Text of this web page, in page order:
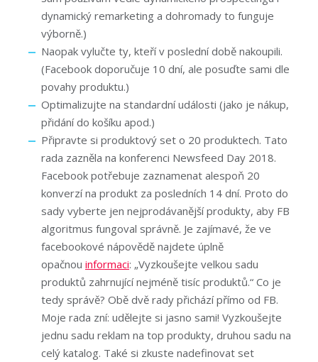
dynamický remarketing a dohromady to funguje
výborně.)
Naopak vylučte ty, kteří v poslední době nakoupili.
(Facebook doporučuje 10 dní, ale posuďte sami dle
povahy produktu.)
Optimalizujte na standardní události (jako je nákup,
přidání do košíku apod.)
Připravte si produktový set o 20 produktech. Tato
rada zazněla na konferenci Newsfeed Day 2018.
Facebook potřebuje zaznamenat alespoň 20
konverzí na produkt za posledních 14 dní. Proto do
sady vyberte jen nejprodávanější produkty, aby FB
algoritmus fungoval správně. Je zajímavé, že ve
facebookové nápovědě najdete úplně
opačnou informaci: „Vyzkoušejte velkou sadu
produktů zahrnující nejméně tisíc produktů.“ Co je
tedy správě? Obě dvě rady přichází přímo od FB.
Moje rada zní: udělejte si jasno sami! Vyzkoušejte
jednu sadu reklam na top produkty, druhou sadu na
celý katalog. Také si zkuste nadefinovat set